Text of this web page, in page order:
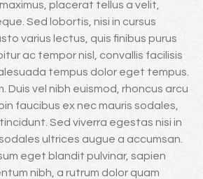
placerat tellus a velit,
Sed lobortis, nisi in cursus
varius lectus, quis finibus purus
ac tempor nisl, convallis facilisis
tempus dolor eget tempus.
Duis vel nibh euismod, rhoncus arcu
faucibus ex nec mauris sodales,
Sed viverra egestas nisi in
ultrices augue a accumsan.
eget blandit pulvinar, sapien
nibh, a rutrum dolor quam